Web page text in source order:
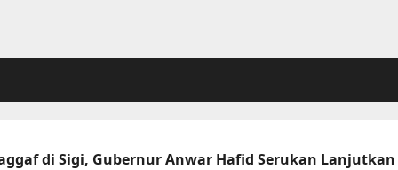
di Sigi, Gubernur Anwar Hafid Serukan